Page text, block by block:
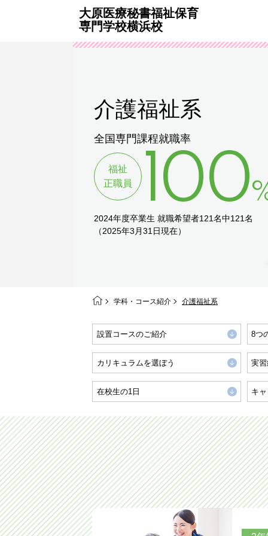
大原医療秘書福祉保育
専門学校横浜校
介護福祉系
全国専門課程就職率
福祉
正職員
100
2024年度卒業生就職希望者121名中121名
（2025年3月31日現在）
学科・コース紹介 介護福祉系
設置コースのご紹介 8つ
カリキュラムを選ぼう 実
在校生の1日 キ